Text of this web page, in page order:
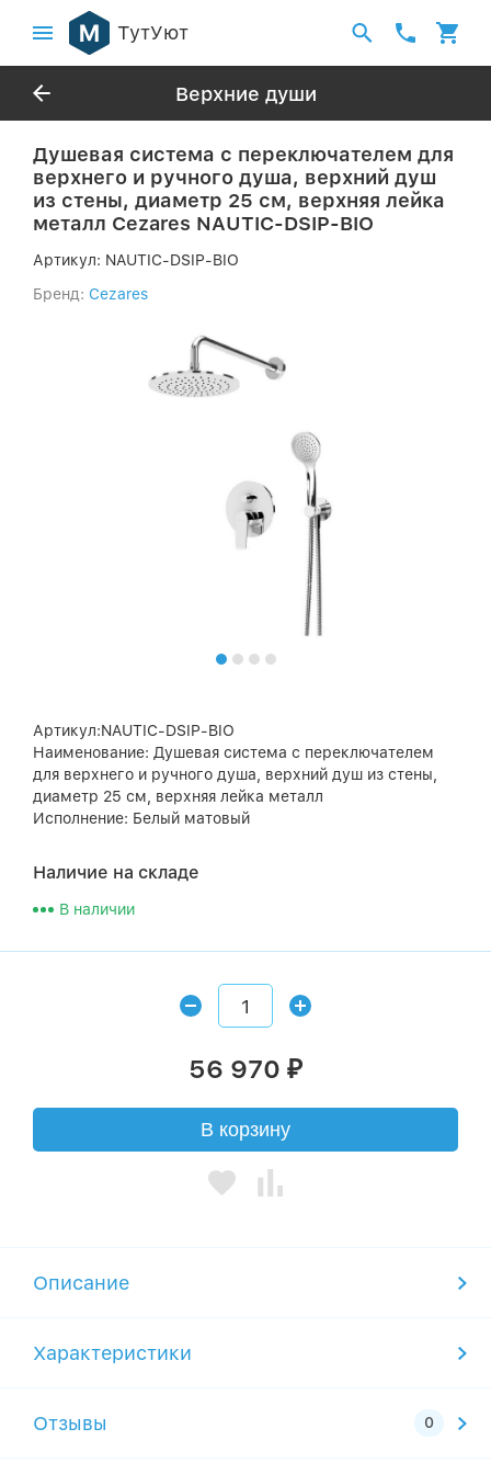
ТутУют
Верхние души
Душевая система с переключателем для
верхнего и ручного душа, верхний душ
из стены, диаметр 25 см, верхняя лейка
металл Cezares NAUTIC-DSIP-BIO
Артикул: NAUTIC-DSIP-BIO
Бренд: Cezares
Артикул:NAUTIC-DSIP-BIO
Наименование: Душевая система с переключателем
для верхнего и ручного душа, верхний душ из стены,
диаметр 25 см, верхняя лейка металл
Исполнение: Белый матовый
Наличие на складе
В наличии
56 970 ₽
В корзину
Описание
Характеристики
Отзывы